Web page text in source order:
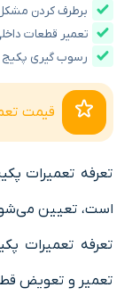
برطرف کردن
تعمیر قطعات
رسوب گیری پکیج
قیمت
تعرفه تعمیرات
است، تعیین
تعرفه تعمیرات
تعمیر و تعویض